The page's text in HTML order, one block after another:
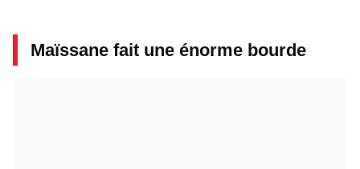
Maïssane fait une énorme bourde